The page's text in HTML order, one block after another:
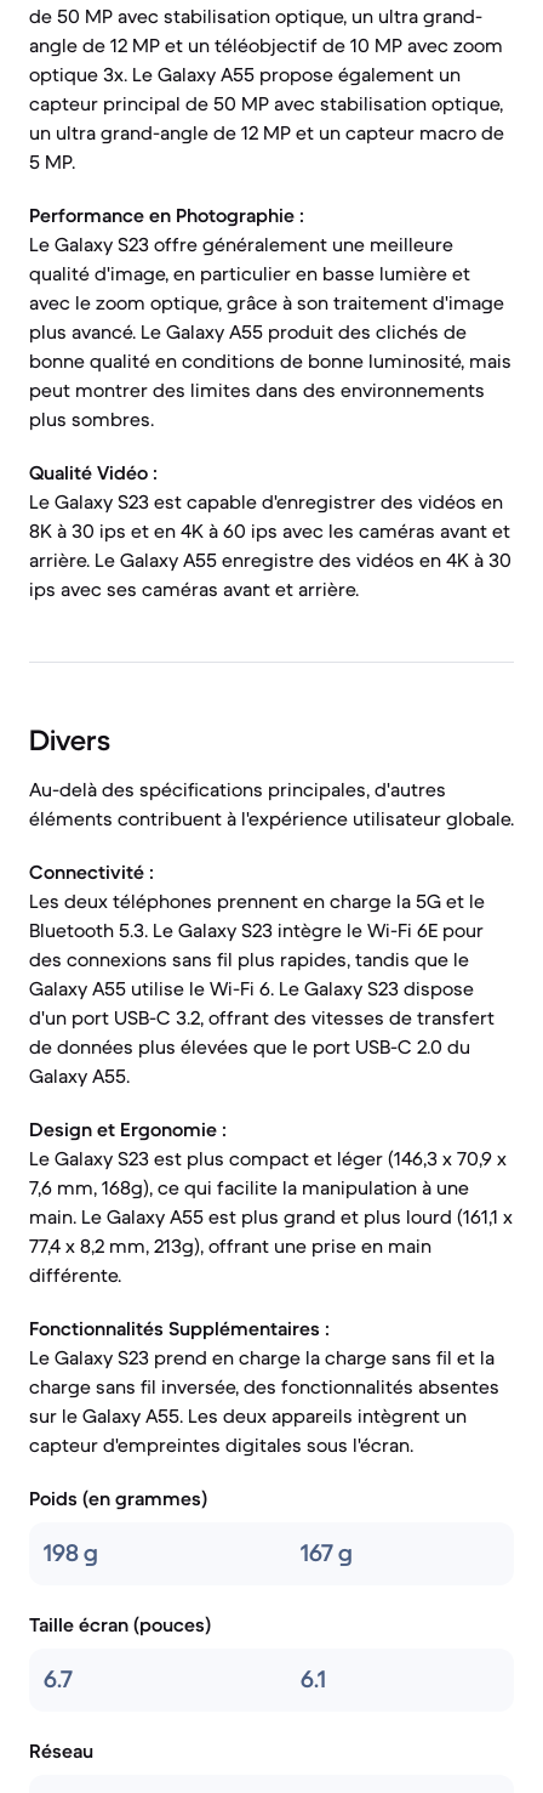
de 50 MP avec stabilisation optique, un ultra grand-
angle de 12 MP et un téléobjectif de 10 MP avec zoom
optique 3x. Le Galaxy A55 propose également un
capteur principal de 50 MP avec stabilisation optique,
un ultra grand-angle de 12 MP et un capteur macro de
5 MP.
Performance en Photographie :
Le Galaxy S23 offre généralement une meilleure
qualité d'image, en particulier en basse lumière et
avec le zoom optique, grâce à son traitement d'image
plus avancé. Le Galaxy A55 produit des clichés de
bonne qualité en conditions de bonne luminosité, mais
peut montrer des limites dans des environnements
plus sombres.
Qualité Vidéo :
Le Galaxy S23 est capable d'enregistrer des vidéos en
8K à 30 ips et en 4K à 60 ips avec les caméras avant et
arrière. Le Galaxy A55 enregistre des vidéos en 4K à 30
ips avec ses caméras avant et arrière.
Divers
Au-delà des spécifications principales, d'autres
éléments contribuent à l'expérience utilisateur globale.
Connectivité :
Les deux téléphones prennent en charge la 5G et le
Bluetooth 5.3. Le Galaxy S23 intègre le Wi-Fi 6E pour
des connexions sans fil plus rapides, tandis que le
Galaxy A55 utilise le Wi-Fi 6. Le Galaxy S23 dispose
d'un port USB-C 3.2, offrant des vitesses de transfert
de données plus élevées que le port USB-C 2.0 du
Galaxy A55.
Design et Ergonomie :
Le Galaxy S23 est plus compact et léger (146,3 x 70,9 x
7,6 mm, 168g), ce qui facilite la manipulation à une
main. Le Galaxy A55 est plus grand et plus lourd (161,1 x
77,4 x 8,2 mm, 213g), offrant une prise en main
différente.
Fonctionnalités Supplémentaires :
Le Galaxy S23 prend en charge la charge sans fil et la
charge sans fil inversée, des fonctionnalités absentes
sur le Galaxy A55. Les deux appareils intègrent un
capteur d'empreintes digitales sous l'écran.
Poids (en grammes)
198 g 167 g
Taille écran (pouces)
6.7 6.1
Réseau